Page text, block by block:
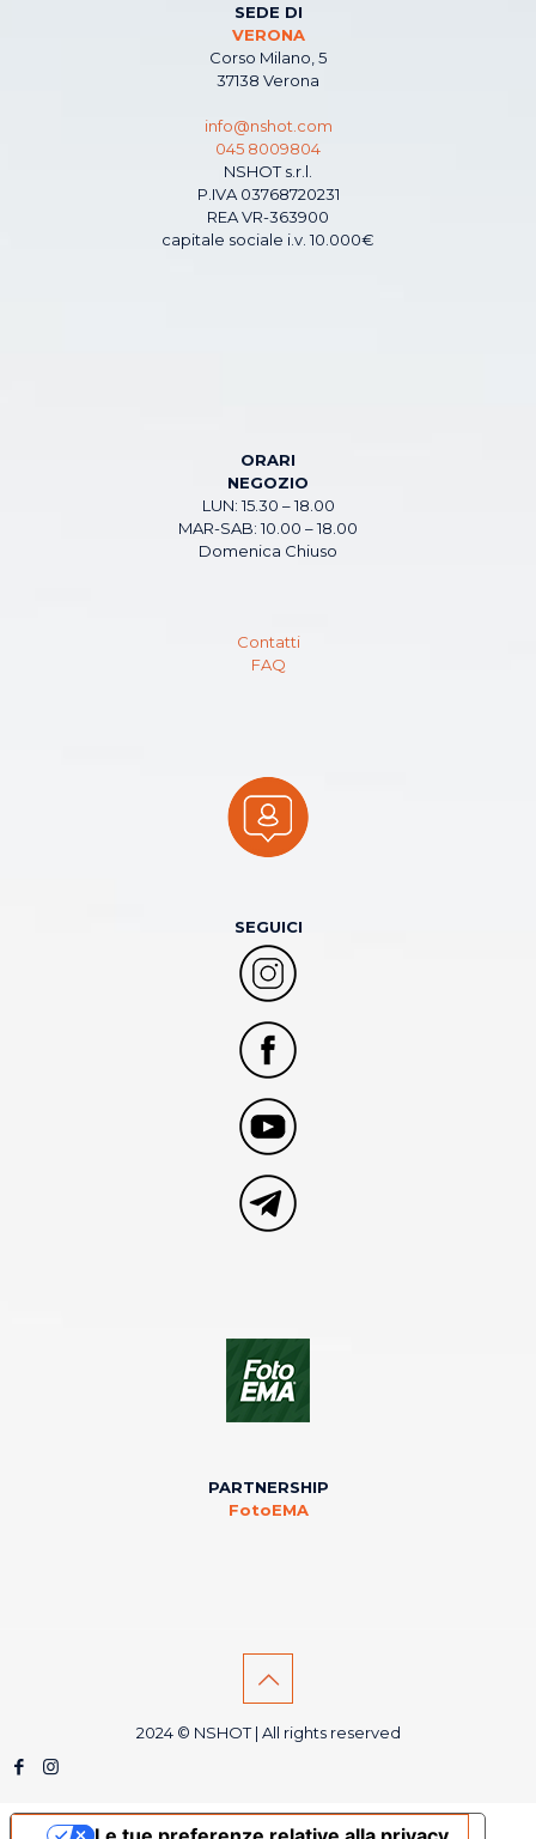
SEDE DI
VERONA
Corso Milano, 5
37138 Verona
info@nshot.com
045 8009804
NSHOT s.r.l.
P.IVA 03768720231
REA VR-363900
capitale sociale i.v. 10.000€
ORARI
NEGOZIO
LUN: 15.30 – 18.00
MAR-SAB: 10.00 – 18.00
Domenica Chiuso
Contatti
FAQ
SEGUICI
PARTNERSHIP
FotoEMA
2024 © NSHOT | All rights reserved